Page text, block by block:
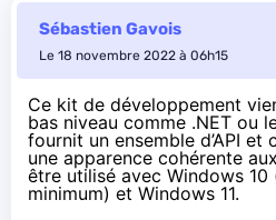
Sébastien Gavois
Le 18 novembre 2022 à 06h15
Ce kit de développement
bas niveau comme .NET ou
fournit un ensemble d’API
une apparence cohérente
être utilisé avec Windows 10
minimum) et Windows 11.